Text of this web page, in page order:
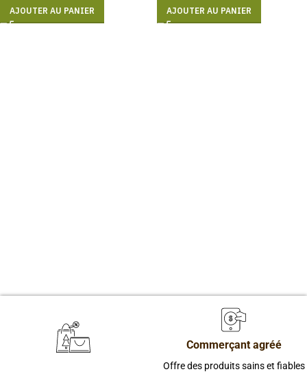
AJOUTER AU PANIER AJOUTER AU PANIER
Commerçant agréé
Offre des produits sains et fiables